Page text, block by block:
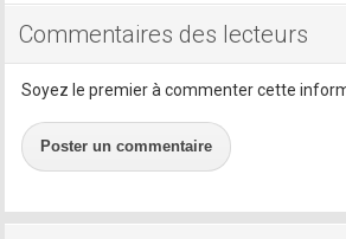
Commentaires des lecteurs
Soyez le premier à commenter cette
Poster un commentaire